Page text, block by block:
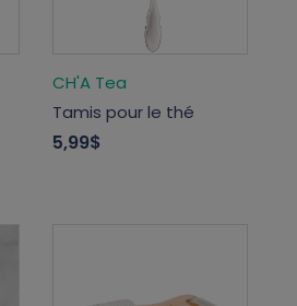
CH'A Tea
Tamis pour le thé
5,99$